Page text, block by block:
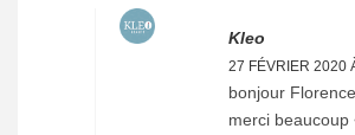
Kleo
27 FÉVRIER 2020
bonjour Florence,
merci beaucoup